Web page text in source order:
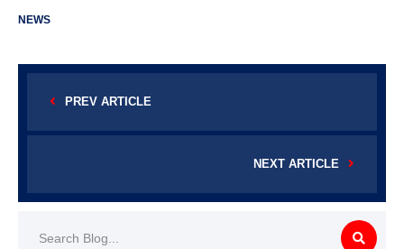
NEWS
PREV ARTICLE
NEXT ARTICLE